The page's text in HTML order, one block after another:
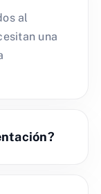
al
una